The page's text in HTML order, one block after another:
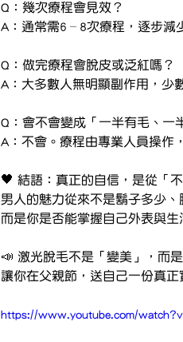
Q：幾次療程會見效？
A：通常需6–8次療程，逐步減
Q：做完療程會脫皮或泛紅嗎？
A：大多數人無明顯副作用，少
Q：會不會變成「一半有毛、一
A：不會。療程由專業人員操作
🖤 結語：真正的自信，是從「
男人的魅力從來不是鬍子多少、
而是你是否能掌握自己外表與生
📣 激光脫毛不是「變美」，而
讓你在父親節，送自己一份真正
https://www.youtube.com/